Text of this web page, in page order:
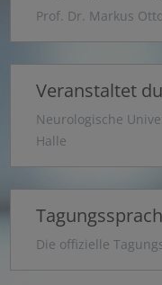
Prof. Dr. Markus
Veranstaltet
Neurologische
Halle
Die offizielle